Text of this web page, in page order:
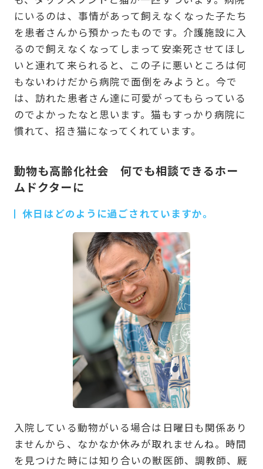
にいるのは、事情があって飼えなくなった子たち
を患者さんから預かったものです。介護施設に入
るので飼えなくなってしまって安楽死させてほし
いと連れて来られると、この子に悪いところは何
もないわけだから病院で面倒をみようと。今で
は、訪れた患者さん達に可愛がってもらっている
のでよかったなと思います。猫もすっかり病院に
慣れて、招き猫になってくれています。
動物も高齢化社会 何でも相談できるホー
ムドクターに
休日はどのように過ごされていますか。
入院している動物がいる場合は日曜日も関係あり
ませんから、なかなか休みが取れませんね。時間
を見つけた時には知り合いの獣医師、調教師、厩